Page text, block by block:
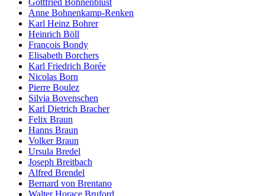
Anne Bohnenkamp-Renken
Karl Heinz Bohrer
Heinrich Böll
François Bondy
Elisabeth Borchers
Karl Friedrich Borée
Nicolas Born
Pierre Boulez
Silvia Bovenschen
Karl Dietrich Bracher
Felix Braun
Hanns Braun
Volker Braun
Ursula Bredel
Joseph Breitbach
Alfred Brendel
Bernard von Brentano
Walter Horace Bruford